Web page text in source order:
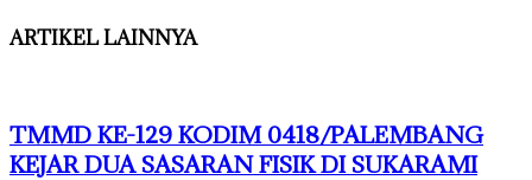
ARTIKEL LAINNYA
TMMD KE-129 KODIM 0418/PALEMBANG
KEJAR DUA SASARAN FISIK DI SUKARAMI